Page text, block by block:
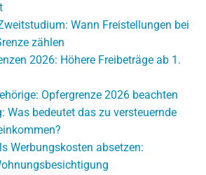
Wann Freistellungen bei
zählen
2026: Höhere Freibeträge ab 1.
Opfergrenze 2026 beachten
Was bedeutet das zu versteuernde
Werbungskosten absetzen: